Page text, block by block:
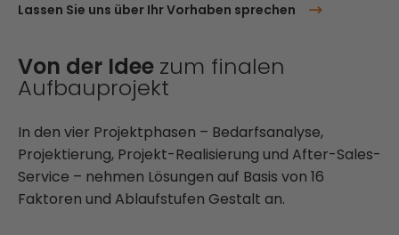
Lassen Sie uns über Ihr Vorhaben sprechen
Von der Idee zum finalen
Aufbauprojekt
In den vier Projektphasen – Bedarfsanalyse,
Projektierung, Projekt-Realisierung und After-Sales-
Service – nehmen Lösungen auf Basis von 16
Faktoren und Ablaufstufen Gestalt an.